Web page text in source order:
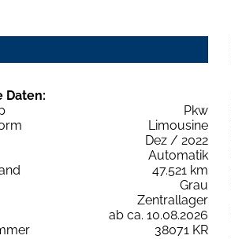
Daten:
Pkw
Limousine
Dez / 2022
Automatik
47.521 km
Grau
Zentrallager
ab ca. 10.08.2026
38071 KR